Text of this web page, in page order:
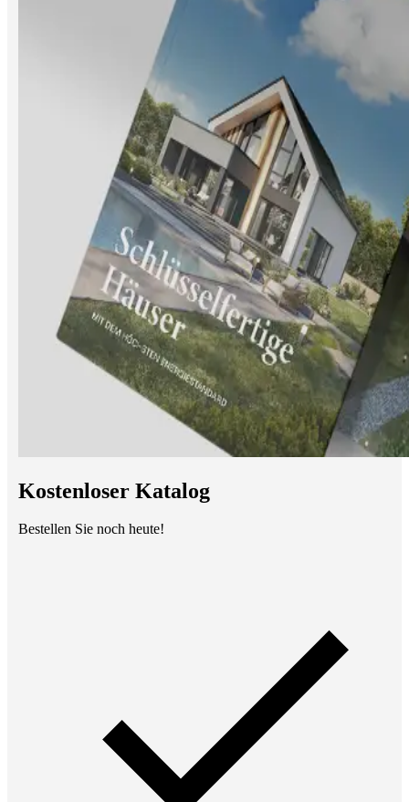
Kostenloser Katalog
Bestellen Sie noch heute!